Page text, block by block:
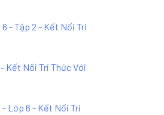
- Tập 2 - Kết Nối Tri
Kết Nối Tri Thức Với
- Lớp 6 - Kết Nối Tri